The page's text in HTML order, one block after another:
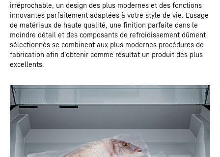
irréprochable, un design des plus modernes et des fonctions
innovantes parfaitement adaptées à votre style de vie. L’usage
de matériaux de haute qualité, une finition parfaite dans le
moindre détail et des composants de refroidissement dûment
sélectionnés se combinent aux plus modernes procédures de
fabrication afin d’obtenir comme résultat un produit des plus
excellents.